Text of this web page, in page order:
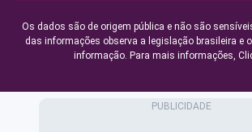
Os dados são de origem pública e não são
das informações observa a legislação brasileira e
informação. Para mais informações,